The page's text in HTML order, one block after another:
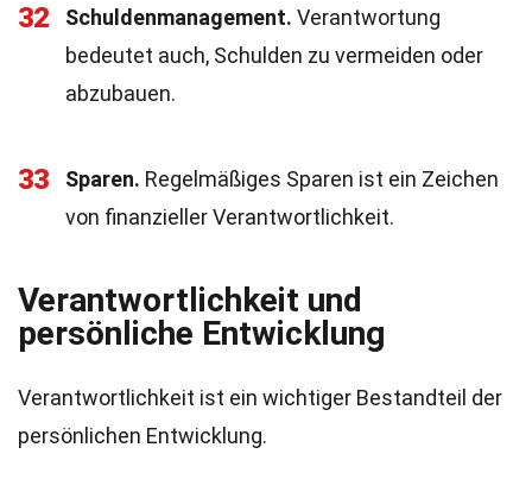
32 Schuldenmanagement. Verantwortung
bedeutet auch, Schulden zu vermeiden oder
abzubauen.
33 Sparen. Regelmäßiges Sparen ist ein Zeichen
von finanzieller Verantwortlichkeit.
Verantwortlichkeit und
persönliche Entwicklung
Verantwortlichkeit ist ein wichtiger Bestandteil der
persönlichen Entwicklung.